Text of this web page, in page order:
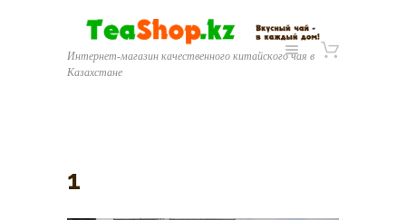
Интернет-магазин качественного китайского чая в
Казахстане
1